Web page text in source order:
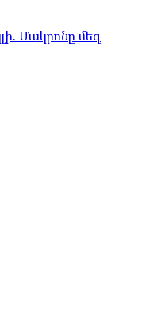
Մակրոնը մեզ